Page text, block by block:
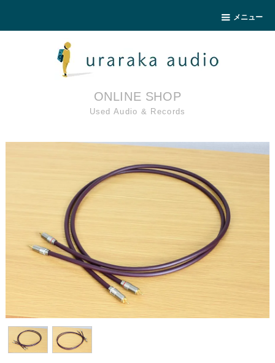
メニュー
ONLINE SHOP
Used Audio & Records